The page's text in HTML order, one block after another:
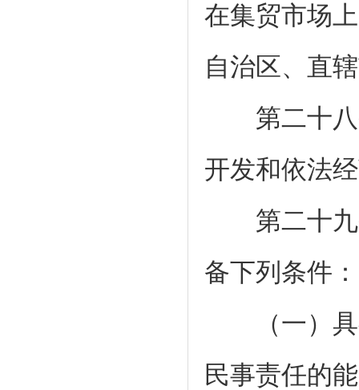
在集贸市场
自治区、直
第二十八
开发和依法
第二十九
备下列条件：
（一）具
民事责任的